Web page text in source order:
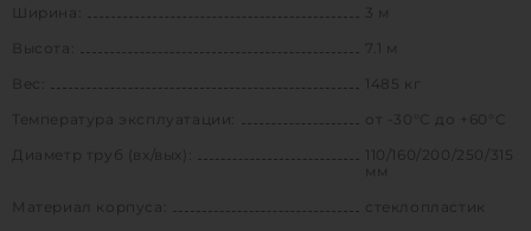
Ширина:
3 м
Высота:
7.1 м
1485 кг
Температура эксплуатации:
от -30°C до +60°C
Диаметр труб (вх/вых):
110/160/200/250/315
мм
Материал корпуса:
стеклопластик